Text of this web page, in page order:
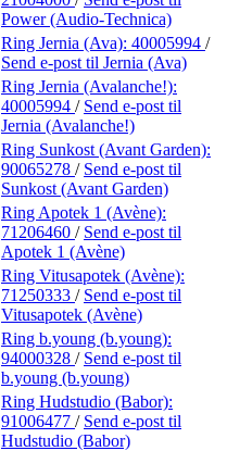
Power (Audio-Technica)
Ring Jernia (Ava): 40005994 /
Send e-post til Jernia (Ava)
Ring Jernia (Avalanche!):
40005994 / Send e-post til
Jernia (Avalanche!)
Ring Sunkost (Avant Garden):
90065278 / Send e-post til
Sunkost (Avant Garden)
Ring Apotek 1 (Avène):
71206460 / Send e-post til
Apotek 1 (Avène)
Ring Vitusapotek (Avène):
71250333 / Send e-post til
Vitusapotek (Avène)
Ring b.young (b.young):
94000328 / Send e-post til
b.young (b.young)
Ring Hudstudio (Babor):
91006477 / Send e-post til
Hudstudio (Babor)